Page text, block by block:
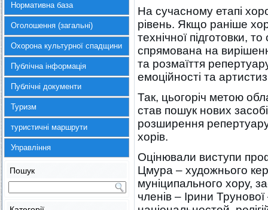
Нормативна база
Оголошення (загальні)
Охорона культурної спадщини
Публічна інформація
Публічні документи
Туризм
туристичні маршрути
Управління
Пошук
На сучасному етапі
рівень. Якщо раніше
технічної підготовки,
спрямована на
та розмаїття
емоційності та
Так, цьогоріч метою
став пошук нових
розширення
хорів.
Оцінювали виступи
Цмура – художнього
муніципального хору,
членів – Ірини